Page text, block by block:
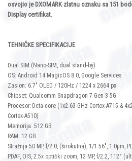
osvojio je DXOMARK zlatnu oznaku sa 151
Display certifikat.
TEHNIČKE SPECIFIKACIJE
Dual SIM (Nano-SIM, dual stand-by)
OS: Android 14 MagicOS 8.0, Google Services
Zaslon: 6.7" OLED / 120Hz / 1224 x 2664 px
Chipset: Qualcomm Snapdragon 7 Gen 3 5G
Procesor:Octa-core (1x2.63 GHz Cortex-A715 &
Cortex-A510)
Memorija: 512 GB
RAM: 12 GB
Stražnja 50 MP, f/2.0, (širokutna), 1/1.56", 1.0µm,
PDAF, OIS, 2.5x optički zoom, 12 MP, f/2.2, 112°